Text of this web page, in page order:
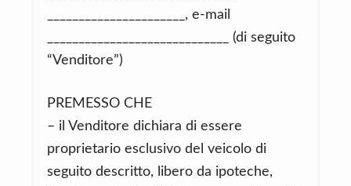
______________________, e-mail
_____________________________ (di seguito
“Venditore”)
PREMESSO CHE
– il Venditore dichiara di essere
proprietario esclusivo del veicolo di
seguito descritto, libero da ipoteche,